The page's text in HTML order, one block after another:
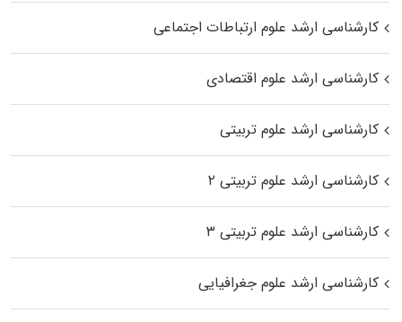
کارشناسی ارشد علوم ارتباطات اجتماعی
کارشناسی ارشد علوم اقتصادی
کارشناسی ارشد علوم تربیتی
کارشناسی ارشد علوم تربیتی ۲
کارشناسی ارشد علوم تربیتی ۳
کارشناسی ارشد علوم جغرافیایی